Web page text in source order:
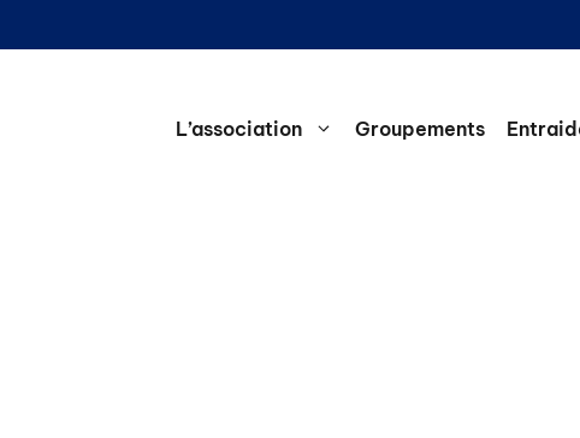
L’association Groupements